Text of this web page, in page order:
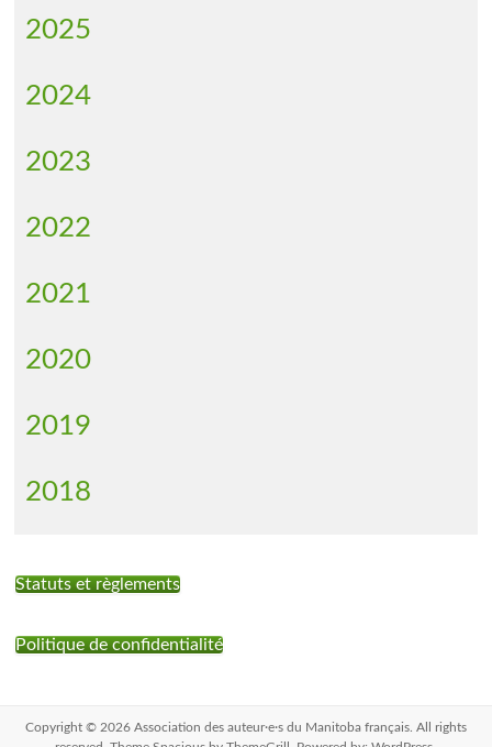
2025
2024
2023
2022
2021
2020
2019
2018
Statuts et règlements
Politique de confidentialité
Copyright © 2026 Association des auteur·e·s du Manitoba français. All rights